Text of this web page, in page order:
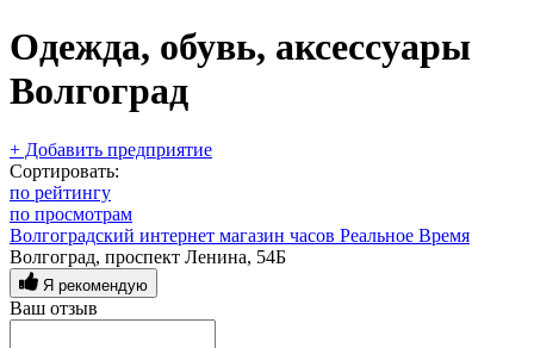
Одежда, обувь, аксессуары
Волгоград
+ Добавить предприятие
Сортировать:
по рейтингу
по просмотрам
Волгоградский интернет магазин часов Реальное Время
Волгоград, проспект Ленина, 54Б
Я рекомендую
Ваш отзыв